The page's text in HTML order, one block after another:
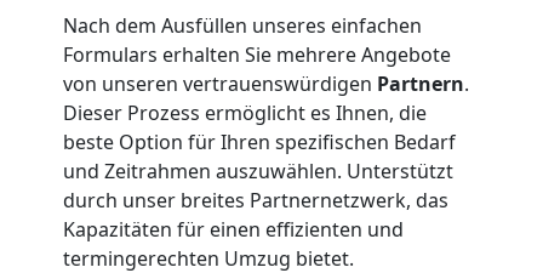
Nach dem Ausfüllen unseres einfachen
Formulars erhalten Sie mehrere Angebote
von unseren vertrauenswürdigen Partnern.
Dieser Prozess ermöglicht es Ihnen, die
beste Option für Ihren spezifischen Bedarf
und Zeitrahmen auszuwählen. Unterstützt
durch unser breites Partnernetzwerk, das
Kapazitäten für einen effizienten und
termingerechten Umzug bietet.
Mann
LKW